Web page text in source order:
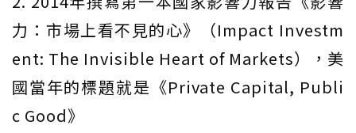
力：市場上看不見的心》（Impact Investm
ent: The Invisible Heart of Markets），美
國當年的標題就是《Private Capital, Publi
c Good》